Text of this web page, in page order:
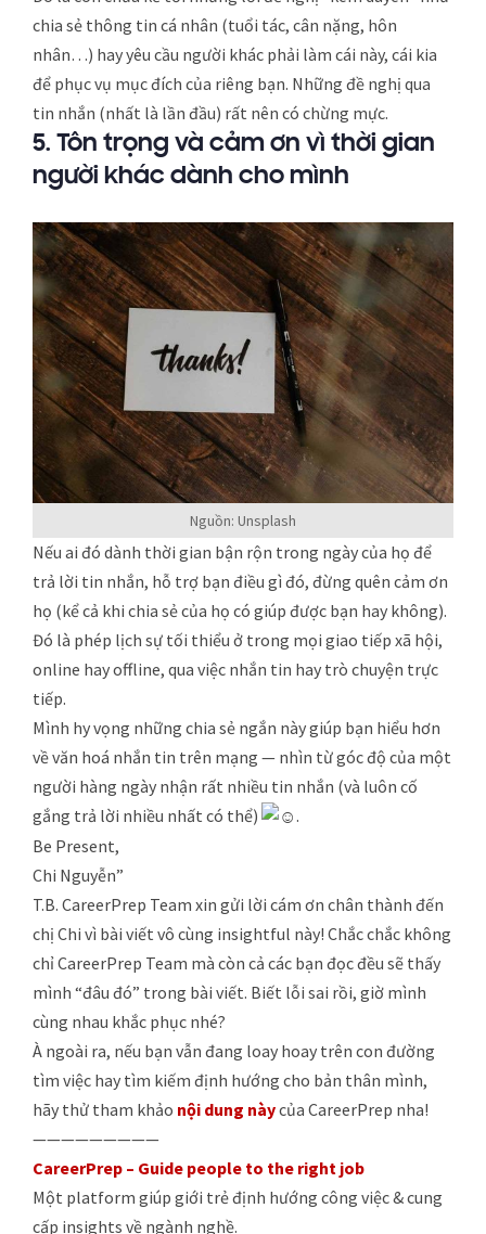
chia sẻ thông tin cá nhân (tuổi tác, cân nặng, hôn
nhân…) hay yêu cầu người khác phải làm cái này, cái kia
để phục vụ mục đích của riêng bạn. Những đề nghị qua
tin nhắn (nhất là lần đầu) rất nên có chừng mực.
5. Tôn trọng và cảm ơn vì thời gian
người khác dành cho mình
Nguồn: Unsplash
Nếu ai đó dành thời gian bận rộn trong ngày của họ để
trả lời tin nhắn, hỗ trợ bạn điều gì đó, đừng quên cảm ơn
họ (kể cả khi chia sẻ của họ có giúp được bạn hay không).
Đó là phép lịch sự tối thiểu ở trong mọi giao tiếp xã hội,
online hay offline, qua việc nhắn tin hay trò chuyện trực
tiếp.
Mình hy vọng những chia sẻ ngắn này giúp bạn hiểu hơn
về văn hoá nhắn tin trên mạng — nhìn từ góc độ của một
người hàng ngày nhận rất nhiều tin nhắn (và luôn cố
gắng trả lời nhiều nhất có thể)
.
Be Present,
Chi Nguyễn”
T.B. CareerPrep Team xin gửi lời cám ơn chân thành đến
chị Chi vì bài viết vô cùng insightful này! Chắc chắc không
chỉ CareerPrep Team mà còn cả các bạn đọc đều sẽ thấy
mình “đâu đó” trong bài viết. Biết lỗi sai rồi, giờ mình
cùng nhau khắc phục nhé?
À ngoài ra, nếu bạn vẫn đang loay hoay trên con đường
tìm việc hay tìm kiếm định hướng cho bản thân mình,
hãy thử tham khảo nội dung nàycủa CareerPrep nha!
—————————
CareerPrep – Guide people to the right job
Một platform giúp giới trẻ định hướng công việc & cung
cấp insights về ngành nghề.